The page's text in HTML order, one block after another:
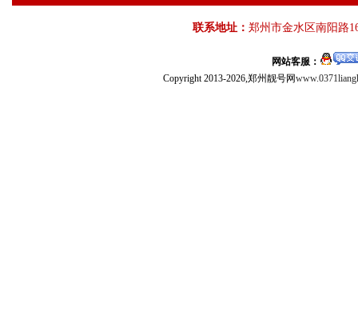
联系地址： 郑州市金水区南阳路
网站客服：
Copyright 2013-2026,郑州靓号网